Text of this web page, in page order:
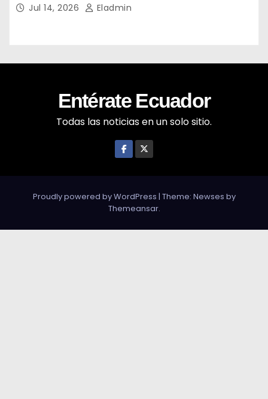
Jul 14, 2026 Eladmin
Entérate Ecuador
Todas las noticias en un solo sitio.
Proudly powered by WordPress | Theme: Newses by
Themeansar.